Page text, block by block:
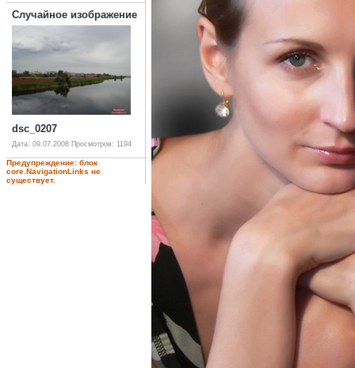
Случайное изображение
dsc_0207
Дата: 09.07.2008 Просмотров: 1194
Предупреждение: блок
core.NavigationLinks не
существует.